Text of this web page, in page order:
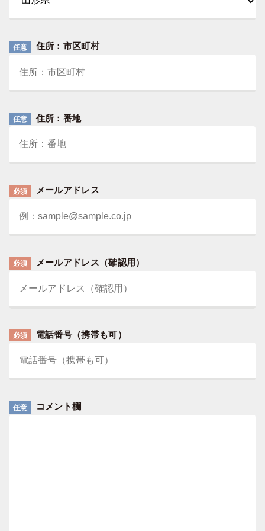
任意 住所：市区町村
任意 住所：番地
必須 メールアドレス
必須 メールアドレス（確認用）
必須 電話番号（携帯も可）
任意 コメント欄